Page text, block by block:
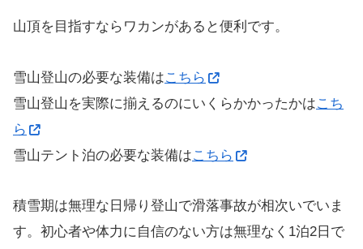
山頂を目指すならワカンがあると便利です。
雪山登山の必要な装備はこちら
雪山登山を実際に揃えるのにいくらかかったかはこち
ら
雪山テント泊の必要な装備はこちら
積雪期は無理な日帰り登山で滑落事故が相次いでいま
す。初心者や体力に自信のない方は無理なく1泊2日で